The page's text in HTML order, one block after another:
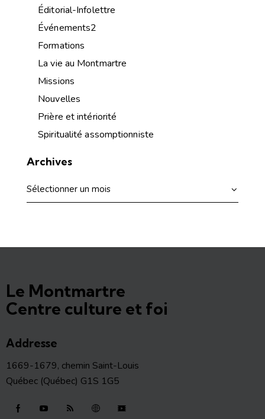
Éditorial-Infolettre
Événements2
Formations
La vie au Montmartre
Missions
Nouvelles
Prière et intériorité
Spiritualité assomptionniste
Archives
Le Montmartre
Centre culture et foi
Addresse
1669-1679, chemin Saint-Louis
Québec (Québec) G1S 1G5